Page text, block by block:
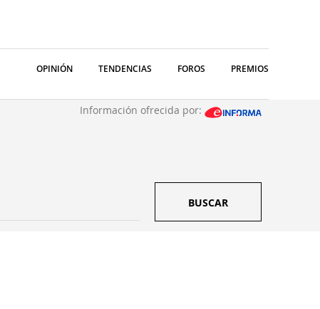
OPINIÓN TENDENCIAS FOROS PREMIOS
Información ofrecida por:
BUSCAR